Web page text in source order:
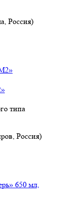
Россия)
типа
Россия)